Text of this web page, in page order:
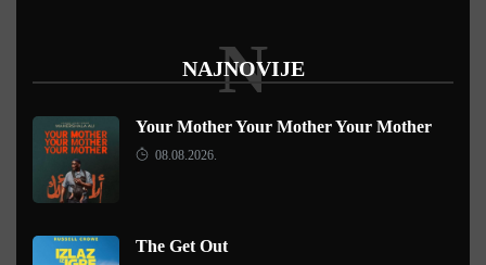
NAJNOVIJE
N
Your Mother Your Mother Your Mother
08.08.2026.
The Get Out